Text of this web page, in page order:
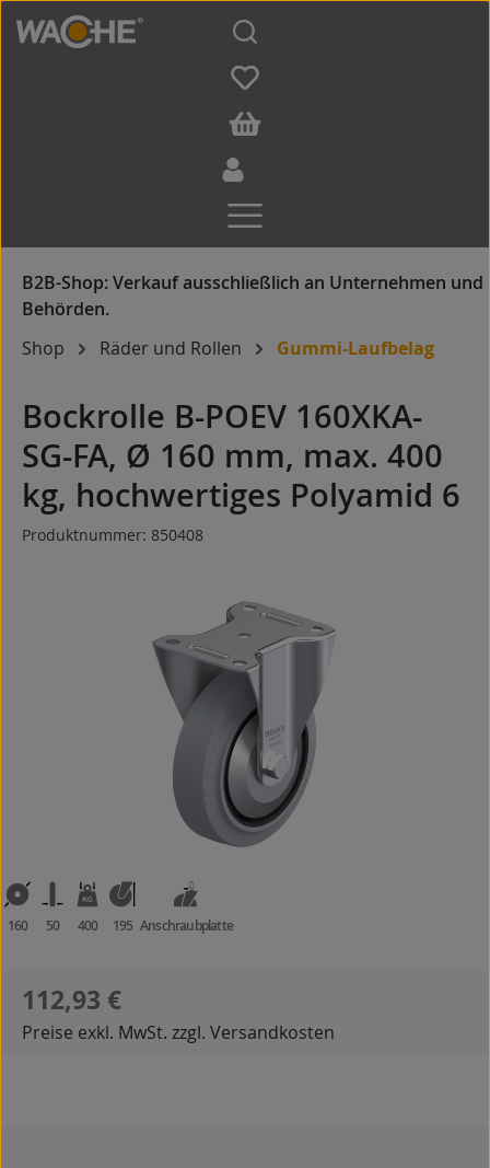
Zum Hauptinhalt springen
Shop Räder und Rollen Gummi-Laufbelag
Bockrolle B-POEV 160XKA-
SG-FA, Ø 160 mm, max. 400
kg, hochwertiges Polyamid 6
Produktnummer: 850408
160 50 400 195 Anschraubplatte
Regulärer Preis:
112,93 €
Preise exkl. MwSt. zzgl. Versandkosten